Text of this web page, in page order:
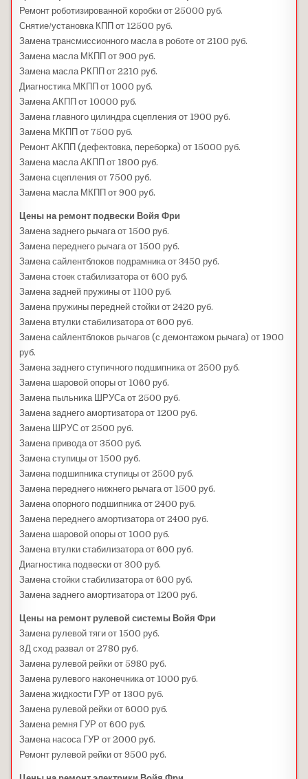
Ремонт роботизированной коробки от 25000 руб.
Снятие/установка КПП от 12500 руб.
Замена трансмиссионного масла в роботе от 2100 руб.
Замена масла МКПП от 900 руб.
Замена масла РКПП от 2210 руб.
Диагностика МКПП от 1000 руб.
Замена АКПП от 10000 руб.
Замена главного цилиндра сцепления от 1900 руб.
Замена МКПП от 7500 руб.
Ремонт АКПП (дефектовка, переборка) от 15000 руб.
Замена масла АКПП от 1800 руб.
Замена сцепления от 7500 руб.
Замена масла МКПП от 900 руб.
Цены на ремонт подвески Войя Фри
Замена заднего рычага от 1500 руб.
Замена переднего рычага от 1500 руб.
Замена сайлентблоков подрамника от 3450 руб.
Замена стоек стабилизатора от 600 руб.
Замена задней пружины от 1100 руб.
Замена пружины передней стойки от 2420 руб.
Замена втулки стабилизатора от 600 руб.
Замена сайлентблоков рычагов (с демонтажом рычага) от 1900
руб.
Замена заднего ступичного подшипника от 2500 руб.
Замена шаровой опоры от 1060 руб.
Замена пыльника ШРУСа от 2500 руб.
Замена заднего амортизатора от 1200 руб.
Замена ШРУС от 2500 руб.
Замена привода от 3500 руб.
Замена ступицы от 1500 руб.
Замена подшипника ступицы от 2500 руб.
Замена переднего нижнего рычага от 1500 руб.
Замена опорного подшипника от 2400 руб.
Замена переднего амортизатора от 2400 руб.
Замена шаровой опоры от 1000 руб.
Замена втулки стабилизатора от 600 руб.
Диагностика подвески от 300 руб.
Замена стойки стабилизатора от 600 руб.
Замена заднего амортизатора от 1200 руб.
Цены на ремонт рулевой системы Войя Фри
Замена рулевой тяги от 1500 руб.
3Д сход развал от 2780 руб.
Замена рулевой рейки от 5980 руб.
Замена рулевого наконечника от 1000 руб.
Замена жидкости ГУР от 1300 руб.
Замена рулевой рейки от 6000 руб.
Замена ремня ГУР от 600 руб.
Замена насоса ГУР от 2000 руб.
Ремонт рулевой рейки от 9500 руб.